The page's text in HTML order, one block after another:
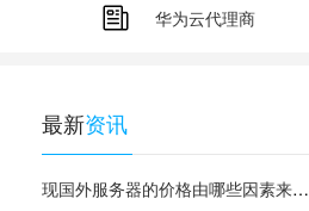
华为云代理商
最新资讯
现国外服务器的价格由哪些因素来决定的？